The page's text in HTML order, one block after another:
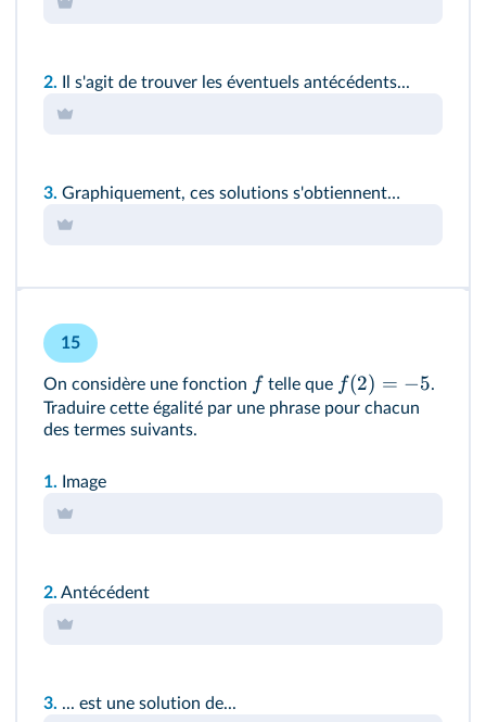
2. Il s'agit de trouver les éventuels antécédents...
3. Graphiquement, ces solutions s'obtiennent…
15
On considère une fonction f telle que f(2) = −5.
Traduire cette égalité par une phrase pour chacun
des termes suivants.
1. Image
2. Antécédent
3. ... est une solution de...